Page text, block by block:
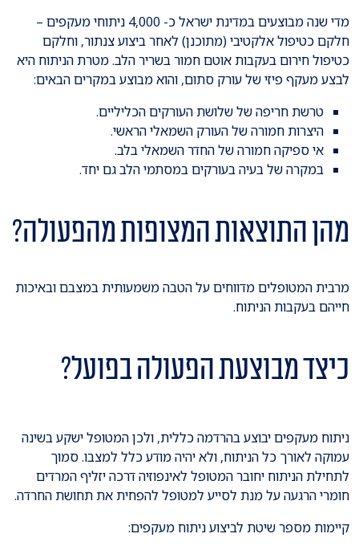
מדי שנה מבוצעים במדינת ישראל כ- 4,000 ניתוחי מעקפים –
חלקם כטיפול אלקטיבי (מתוכנן) לאחר ביצוע צנתור, וחלקם
כטיפול חירום בעקבות אוטם חמור בשריר הלב. מטרת הניתוח היא
לבצע מעקף פיזי של עורק סתום, והוא מבוצע במקרים הבאים:
טרשת חריפה של שלושת העורקים הכליליים.
היצרות חמורה של העורק השמאלי הראשי.
אי ספיקה חמורה של החדר השמאלי בלב.
במקרה של בעיה בעורקים במסתמי הלב גם יחד.
מהן התוצאות המצופות מהפעולה?
מרבית המטופלים מדווחים על הטבה משמעותית במצבם ובאיכות
חייהם בעקבות הניתוח.
כיצד מבוצעת הפעולה בפועל?
ניתוח מעקפים יבוצע בהרדמה כללית, ולכן המטופל ישקע בשינה
עמוקה לאורך כל הניתוח, ולא יהיה מודע כלל למצבו. סמוך
לתחילת הניתוח יחובר המטופל לאינפוזיה דרכה יזליף המרדים
חומרי הרגעה על מנת לסייע למטופל להפחית את תחושת החרדה.
קיימות מספר שיטת לביצוע ניתוח מעקפים: